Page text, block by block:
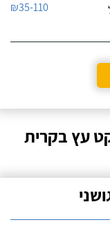
₪35-110
עץ בקרית